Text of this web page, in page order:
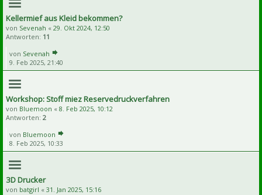
Kellermief aus Kleid bekommen?
von Sevenah « 29. Okt 2024, 12:50
Antworten: 11
von Sevenah
9. Feb 2025, 21:40
Workshop: Stoff miez Reservedruckverfahren
von Bluemoon « 8. Feb 2025, 10:12
Antworten: 2
von Bluemoon
8. Feb 2025, 10:33
3D Drucker
von batgirl « 31. Jan 2025, 15:16